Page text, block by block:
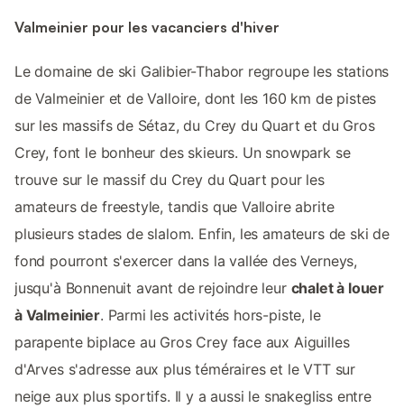
Valmeinier pour les vacanciers d'hiver
Le domaine de ski Galibier-Thabor regroupe les stations
de Valmeinier et de Valloire, dont les 160 km de pistes
sur les massifs de Sétaz, du Crey du Quart et du Gros
Crey, font le bonheur des skieurs. Un snowpark se
trouve sur le massif du Crey du Quart pour les
amateurs de freestyle, tandis que Valloire abrite
plusieurs stades de slalom. Enfin, les amateurs de ski de
fond pourront s'exercer dans la vallée des Verneys,
jusqu'à Bonnenuit avant de rejoindre leur chalet à louer
à Valmeinier. Parmi les activités hors-piste, le
parapente biplace au Gros Crey face aux Aiguilles
d'Arves s'adresse aux plus téméraires et le VTT sur
neige aux plus sportifs. Il y a aussi le snakegliss entre